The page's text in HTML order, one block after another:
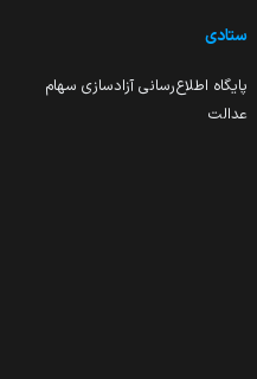
ستادی
پایگاه اطلاع‌رسانی آزادسازی سهام
عدالت